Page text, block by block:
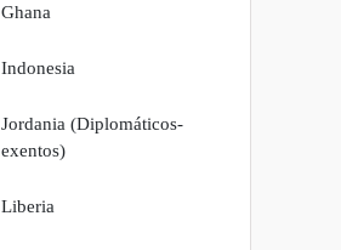
Ghana
Indonesia
Jordania (Diplomáticos-
exentos)
Liberia